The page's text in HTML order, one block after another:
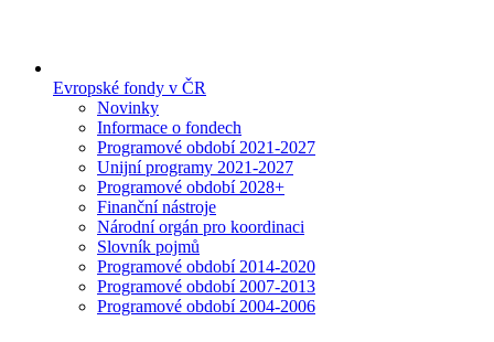
Evropské fondy v ČR
Novinky
Informace o fondech
Programové období 2021-2027
Unijní programy 2021-2027
Programové období 2028+
Finanční nástroje
Národní orgán pro koordinaci
Slovník pojmů
Programové období 2014-2020
Programové období 2007-2013
Programové období 2004-2006